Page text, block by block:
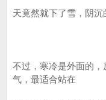
天竟然就下了雪，阴沉
不过，寒冷是外面的
气，最适合站在